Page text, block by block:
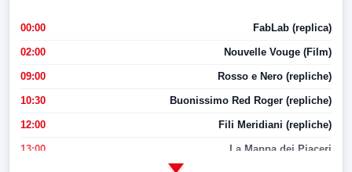
00:00 FabLab (replica)
02:00 Nouvelle Vouge (Film)
09:00 Rosso e Nero (repliche)
10:30 Buonissimo Red Roger (repliche)
12:00 Fili Meridiani (repliche)
13:00 La Mappa dei Piaceri